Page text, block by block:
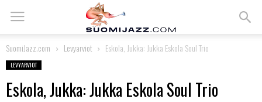
SuomiJazz.com Levyarviot Eskola, Jukka: Jukka Eskola Soul Trio
LEVYARVIOT
Eskola, Jukka: Jukka Eskola Soul Trio